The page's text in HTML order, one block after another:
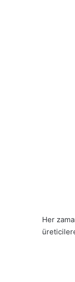
Her